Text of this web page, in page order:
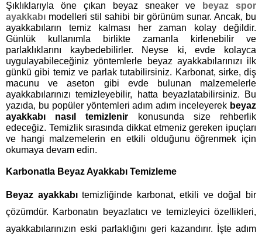
Şıklıklarıyla öne çıkan beyaz sneaker ve
beyaz spor
ayakkabı modelleri stil sahibi bir görünüm sunar. Ancak, bu
ayakkabıların temiz kalması her zaman kolay değildir.
Günlük kullanımla birlikte zamanla kirlenebilir ve
parlaklıklarını kaybedebilirler. Neyse ki, evde kolayca
uygulayabileceğiniz yöntemlerle beyaz ayakkabılarınızı ilk
günkü gibi temiz ve parlak tutabilirsiniz. Karbonat, sirke, diş
macunu ve aseton gibi evde bulunan malzemelerle
ayakkabılarınızı temizleyebilir, hatta beyazlatabilirsiniz. Bu
yazıda, bu popüler yöntemleri adım adım inceleyerek beyaz
ayakkabı nasıl temizlenir
konusunda size rehberlik
edeceğiz. Temizlik sırasında dikkat etmeniz gereken ipuçları
ve hangi malzemelerin en etkili olduğunu öğrenmek için
okumaya devam edin.
Karbonatla Beyaz Ayakkabı Temizleme
Beyaz ayakkabıtemizliğinde karbonat, etkili ve doğal bir
çözümdür. Karbonatın beyazlatıcı ve temizleyici özellikleri,
ayakkabılarınızın eski parlaklığını geri kazandırır. İşte adım